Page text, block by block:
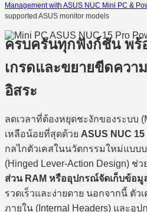
Management with ASUS NUC Mini PC &
supported ASUS monitor models
ครบครันทุกฟังก์ชัน พร้
เกรดและขยายขีดควา
อิสระ
ลดเวลาที่ต้องหยุดชะงักของระบบ
เหลือน้อยที่สุดด้วย ASUS NUC 15
กลไกตัวเคสในนวัตกรรมใหม่แบ
(Hinged Lever-Action Design) ช่
ส่วน RAM หรืออุปกรณ์จัดเก็บข้อมู
รวดเร็วและง่ายดาย นอกจากนี้ ตัว
ภายใน (Internal Headers) และอุ